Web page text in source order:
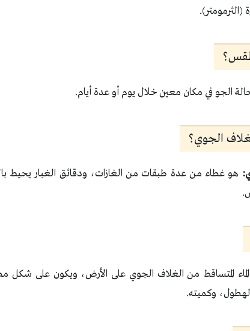
(الثرمومتر).
الجو في مكان معين خلال يوم أو عدة أيام.
الجوي؟
هو غطاء من عدة طبقات من الغازات، ودقائق الغبار يحيط
المتساقط من الغلاف الجوي على الأرض، ويكون على شكل
وكميته.